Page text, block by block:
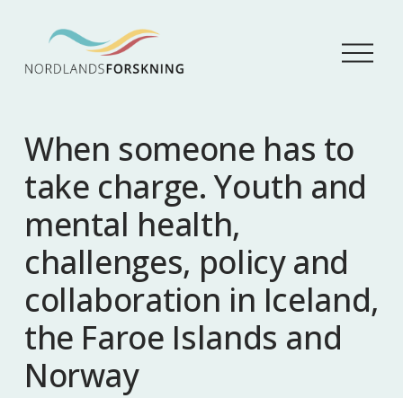
Å
p
n
y
When someone has to
take charge. Youth and
mental health,
challenges, policy and
collaboration in Iceland,
the Faroe Islands and
Norway